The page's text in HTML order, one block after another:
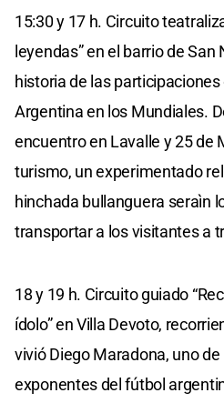
15:30 y 17 h. Circuito
leyendas” en el barrio de
historia de las participaciones
Argentina en los Mundiales.
encuentro en Lavalle y 25 de
turismo, un experimentado
hinchada bullanguera seraìn
transportar a los visitantes a
18 y 19 h. Circuito guiado
ídolo” en Villa Devoto,
vivió Diego Maradona, uno
exponentes del fútbol